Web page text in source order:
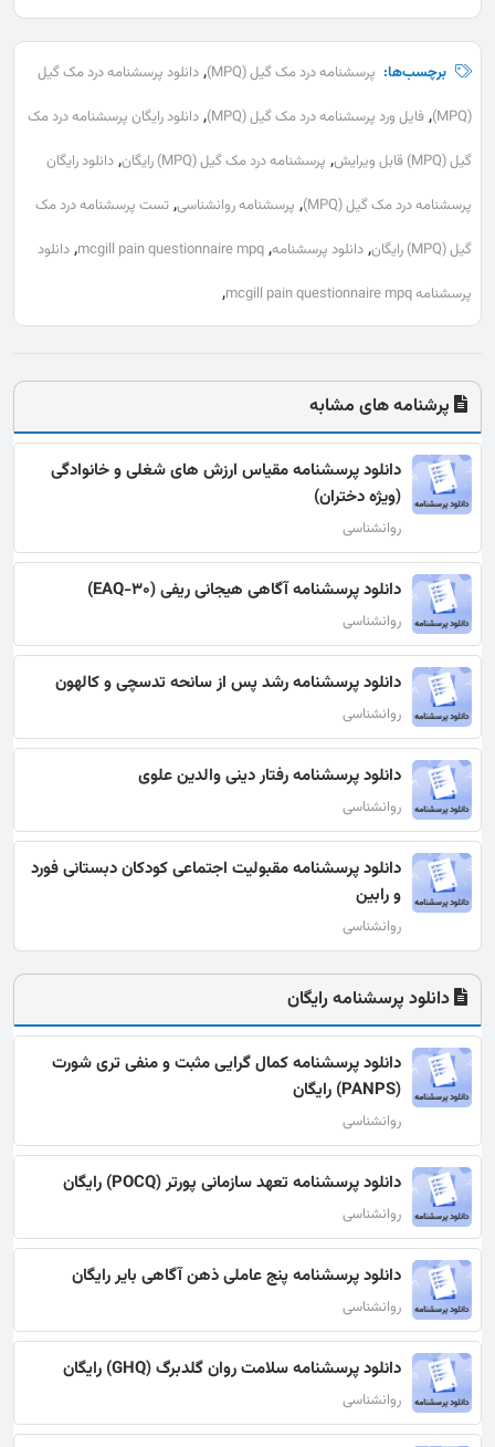
برچسب‌ها: پرسشنامه درد مک گیل (MPQ) , دانلود پرسشنامه درد مک گیل
(MPQ)
, فایل ورد پرسشنامه درد مک گیل (MPQ) , دانلود رایگان پرسشنامه درد مک
گیل (MPQ) قابل ویرایش
, پرسشنامه درد مک گیل (MPQ) رایگان , دانلود رایگان
پرسشنامه درد مک گیل (MPQ)
, پرسشنامه روانشناسی, تست پرسشنامه درد مک
گیل (MPQ) رایگان
, دانلود پرسشنامه,
mcgill pain questionnaire mpq
, دانلود
پرسشنامه mcgill pain questionnaire mpq
,
پرشنامه های مشابه
دانلود پرسشنامه مقیاس ارزش های شغلی و خانوادگی
(ویژه دختران)
روانشناسی
دانلود پرسشنامه آگاهی هیجانی ریفی (EAQ-30)
روانشناسی
دانلود پرسشنامه رشد پس از سانحه تدسچی و کالهون
روانشناسی
دانلود پرسشنامه رفتار دینی والدین علوی
روانشناسی
دانلود پرسشنامه مقبولیت اجتماعی کودکان دبستانی فورد
و رابین
روانشناسی
دانلود پرسشنامه رایگان
دانلود پرسشنامه کمال گرایی مثبت و منفی تری شورت
(PANPS) رایگان
روانشناسی
دانلود پرسشنامه تعهد سازمانی پورتر (POCQ) رایگان
روانشناسی
دانلود پرسشنامه پنج عاملی ذهن آگاهی بایر رایگان
روانشناسی
دانلود پرسشنامه سلامت روان گلدبرگ (GHQ) رایگان
روانشناسی